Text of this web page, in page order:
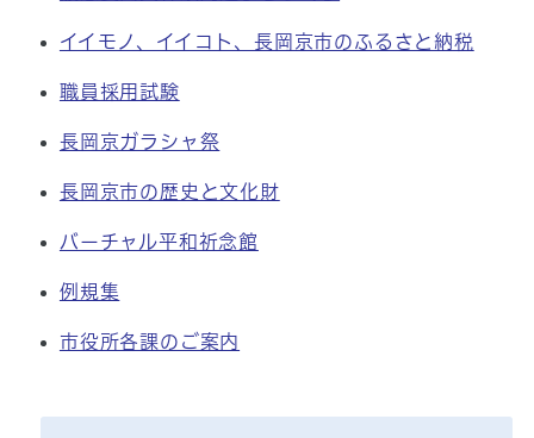
イイモノ、イイコト、長岡京市のふるさと納税
職員採用試験
長岡京ガラシャ祭
長岡京市の歴史と文化財
バーチャル平和祈念館
例規集
市役所各課のご案内